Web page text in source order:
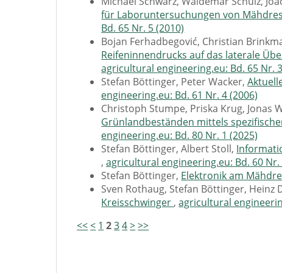
für Laboruntersuchungen von
Bd. 65 Nr. 5 (2010)
Bojan Ferhadbegović, Christian
Reifeninnendrucks auf das laterale
agricultural engineering.eu: Bd. 65 Nr.
Stefan Böttinger, Peter Wacker,
engineering.eu: Bd. 61 Nr. 4 (2006)
Christoph Stumpe, Priska Krug, Jonas
Grünlandbeständen mittels
engineering.eu: Bd. 80 Nr. 1 (2025)
Stefan Böttinger, Albert Stoll,
,agricultural engineering.eu: Bd. 60 Nr.
Stefan Böttinger, Elektronik am
Sven Rothaug, Stefan Böttinger, Heinz
Kreisschwinger ,agricultural
<<< 1 234>>>